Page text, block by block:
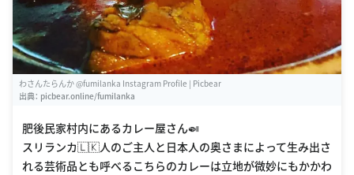
わさんたらんか @fumilanka Instagram Profile | Picbear
出典： picbear.online/fumilanka
肥後民家村内にあるカレー屋さん🍛
スリランカ🇱🇰人のご主人と日本人の奥さまによって生み出さ
れる芸術品とも呼べるこちらのカレーは立地が微妙にもかかわ